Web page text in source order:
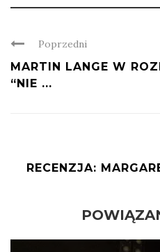
Poprzedni
MARTIN LANGE W
“NIE ...
RECENZJA: